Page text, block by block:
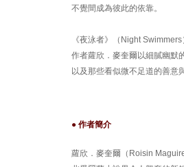
不覺間成為彼此的依靠。
《夜泳者》（Night
作者蘿欣．麥奎爾以細膩幽默
以及那些看似微不足道的善意
● 作者簡介
蘿欣．麥奎爾（Roisin